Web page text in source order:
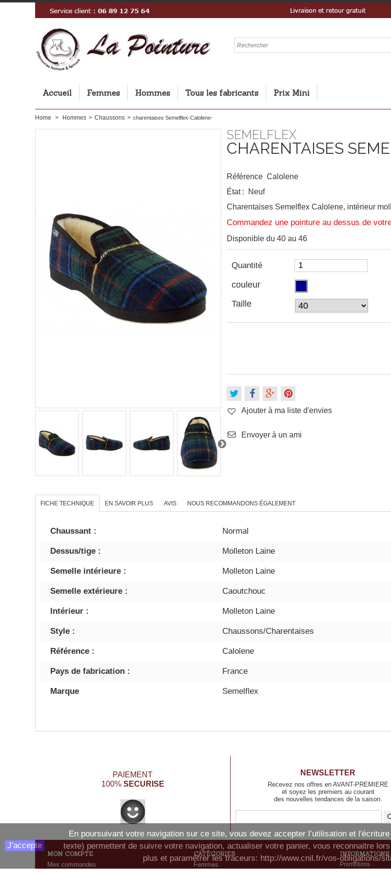
Accueil Femmes Hommes Tous les fabricants Prix Mini
Home > Hommes > Chaussons > charentaises Semelflex-Calolene-
SEMELFLEX
CHARENTAISES
Référence Calolene
État :
Neuf
Charentaises Semelflex Calolene, intérieur
Commandez une pointure au dessus de
Disponible du 40 au 46
Quantité
couleur
Taille
Ajouter à ma liste d'envies
Envoyer à un ami
FICHE TECHNIQUE EN SAVOIR PLUS AVIS NOUS RECOMMANDONS ÉGALEMENT
Chaussant : Normal
Dessus/tige : Molleton Laine
Semelle intérieure : Molleton Laine
Semelle extérieure : Caoutchouc
Intérieur : Molleton Laine
Style : Chaussons/Charentaises
Référence : Calolene
Pays de fabrication : France
Marque Semelflex
PAIEMENT
100% SECURISE
NEWSLETTER
Recevez nos offres en AVANT-PREMIERE
et soyez les premiers au courant
des nouvelles tendances de la saison.
MON COMPTE
Mes commandes
CATÉGORIES
Femmes
INFORMATIONS
Promotions
J'accepte
En poursuivant votre navigation sur ce site, vous devez accepter l’utilisation et
texte) permettent de suivre votre navigation, actualiser votre panier, vous reconnaitre
plus et paramétrer les traceurs: http://www.cnil.fr/vos-obligations/